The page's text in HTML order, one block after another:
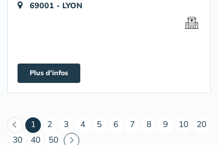
69001 - LYON
Plus d'infos
1 (courant)
2 3 4 5 6 7 8 9 10
20
30
40 50